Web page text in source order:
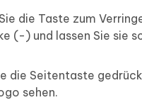
die Taste zum
(-) und lassen Sie sie
die Seitentaste
sehen.